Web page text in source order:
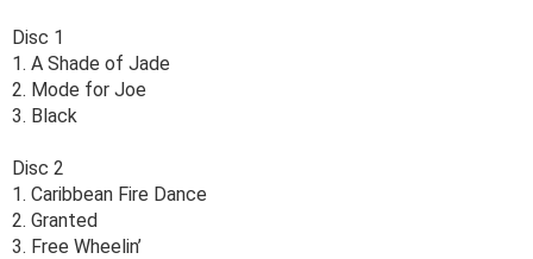
Disc 1
1. A Shade of Jade
2. Mode for Joe
3. Black
Disc 2
1. Caribbean Fire Dance
2. Granted
3. Free Wheelin’